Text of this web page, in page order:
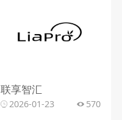
联享智汇
2026-01-23 570